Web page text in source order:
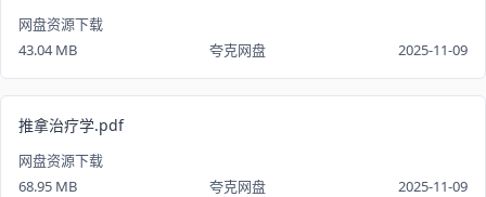
网盘资源下载
43.04 MB
夸克网盘 2025-11-09
推拿治疗学.pdf
网盘资源下载
68.95 MB
夸克网盘 2025-11-09